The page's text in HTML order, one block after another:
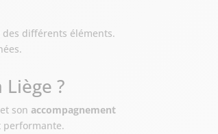
différents éléments.
?
et son accompagnement
performante.